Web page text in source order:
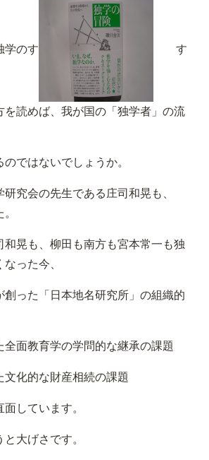
学のす す
を読めば、我が国の「独学者」の流
ではないでしょうか。
究会の先生である庄司和晃も、
和晃も、柳田も南方も宮本常一も独
った今、
創った「日本地名研究所」の組織的
全面教育学の学問的な継承の課題
文化的な財産相続の課題
しています。
と大げさです。